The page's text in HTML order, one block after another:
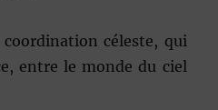
coordination céleste, qui
entre le monde du ciel